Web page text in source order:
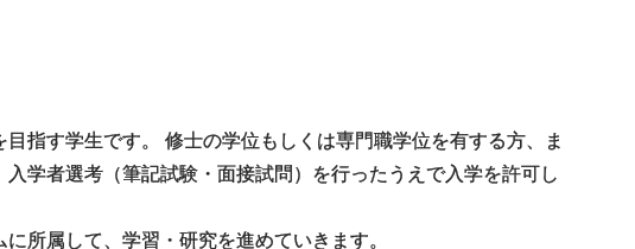
指す学生です。 修士の学位もしくは専門職学位を有する方、ま
学者選考（筆記試験・面接試問）を行ったうえで入学を許可し
所属して、学習・研究を進めていきます。